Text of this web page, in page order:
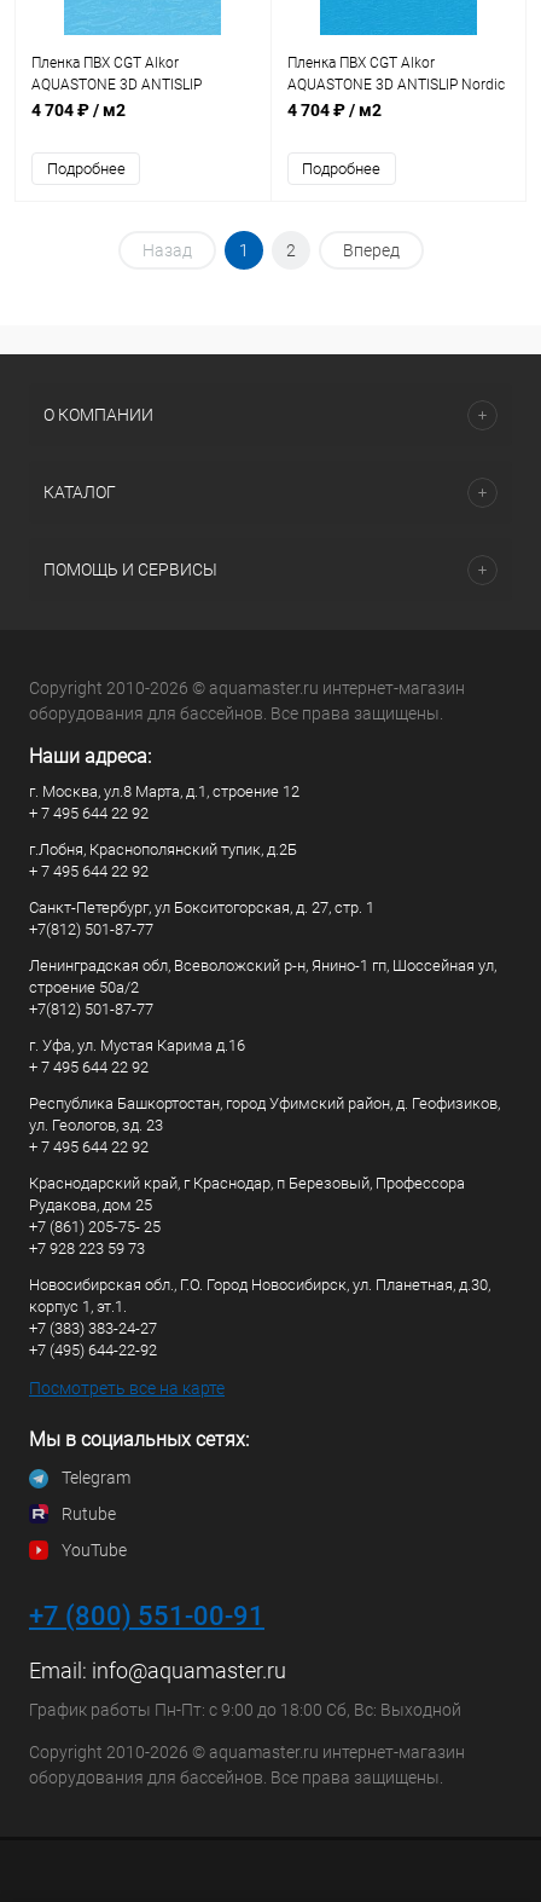
Пленка ПВХ CGT Alkor
AQUASTONE 3D ANTISLIP
Adriatic Blue 1,8мм 25х1,65м
4 704 ₽/ м2
Подробнее
Пленка ПВХ CGT Alkor
AQUASTONE 3D ANTISLIP Nordic
Blue 1,8мм 25х1,65м (41180038)
4 704 ₽/ м2
Подробнее
Назад 1 2 Вперед
О КОМПАНИИ
КАТАЛОГ
ПОМОЩЬ И СЕРВИСЫ
Copyright 2010-2026 © aquamaster.ru интернет-магазин
оборудования для бассейнов. Все права защищены.
Наши адреса:
г. Москва, ул.8 Марта, д.1, строение 12
+ 7 495 644 22 92
г.Лобня, Краснополянский тупик, д.2Б
+ 7 495 644 22 92
Санкт-Петербург, ул Бокситогорская, д. 27, стр. 1
+7(812) 501-87-77
Ленинградская обл, Всеволожский р-н, Янино-1 гп, Шоссейная ул,
строение 50а/2
+7(812) 501-87-77
г. Уфа, ул. Мустая Карима д.16
+ 7 495 644 22 92
Республика Башкортостан, город Уфимский район, д. Геофизиков,
ул. Геологов, зд. 23
+ 7 495 644 22 92
Краснодарский край, г Краснодар, п Березовый, Профессора
Рудакова, дом 25
+7 (861) 205-75- 25
+7 928 223 59 73
Новосибирская обл., Г.О. Город Новосибирск, ул. Планетная, д.30,
корпус 1, эт.1.
+7 (383) 383-24-27
+7 (495) 644-22-92
Посмотреть все на карте
Мы в социальных сетях:
Telegram
Rutube
YouTube
+7 (800) 551-00-91
Email: info@aquamaster.ru
График работы Пн-Пт: с 9:00 до 18:00 Сб, Вс: Выходной
Copyright 2010-2026 © aquamaster.ru интернет-магазин
оборудования для бассейнов. Все права защищены.